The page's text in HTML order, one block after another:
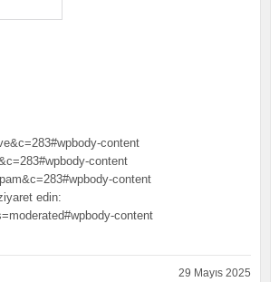
content
content
content
edin:
content
29 Mayıs 2025